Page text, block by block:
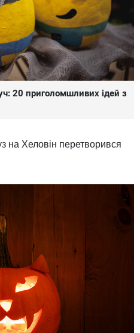
20 приголомшливих ідей з
на Хеловін перетворився